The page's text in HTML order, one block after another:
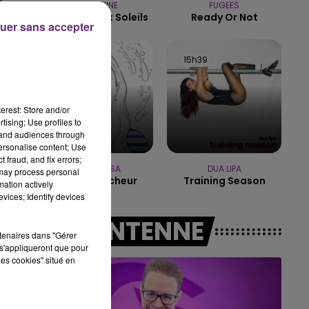
7h00 - 12h00
LE WEEK-END CHAMPAGNE FM
INDOCHINE
Les Nouveaux Soleils
FUGEES
Ready Or Not
MANON LISA
Le Petit Pecheur
15h39
15h39
DUA LIPA
Training Season
A L'ANTENNE
Store and/or
Use profiles to
audiences through
content; Use
fraud, and fix errors;
process personal
actively
Identify devices
dans "Gérer
que pour
cookies" situé en
sans accepter